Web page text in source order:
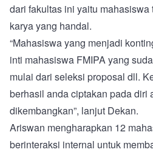
dari fakultas ini yaitu
karya yang handal.
“Mahasiswa yang menjadi
inti mahasiswa FMIPA yang
mulai dari seleksi proposal dll.
berhasil anda ciptakan pada diri
dikembangkan”, lanjut Dekan.
Ariswan mengharapkan 12
berinteraksi internal untuk